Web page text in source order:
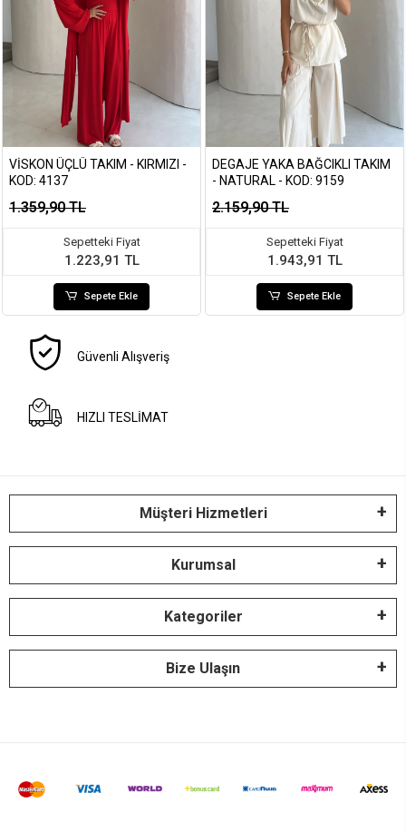
VISKON ÜÇLÜ TAKIM - KIRMIZI -
KOD: 4137
1.359,90 TL
Sepetteki Fiyat
1.223,91 TL
Sepete Ekle
DEGAJE YAKA BAĞCIKLI TAKIM
- NATURAL - KOD: 9159
2.159,90 TL
Sepetteki Fiyat
1.943,91 TL
Sepete Ekle
Güvenli Alışveriş
HIZLI TESLİMAT
Müşteri Hizmetleri
Kurumsal
Kategoriler
Bize Ulaşın